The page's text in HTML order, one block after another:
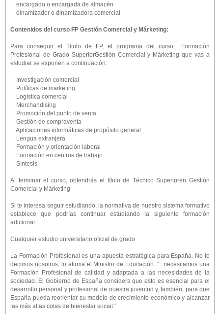
encargado o encargada de almacén
dinamizador o dinamizadora comercial
Contenidos del curso FP Gestión Comercial y Márketing:
Para conseguir el Título de FP, el programa del curso Formación
Profesional de Grado SuperiorGestión Comercial y Márketing que vas a
estudiar se exponen a continuación:
Investigación comercial
Políticas de marketing
Logística comercial
Merchandising
Promoción del punto de venta
Gestión de compraventa
Aplicaciones informáticas de propósito general
Lengua extranjera
Formación y orientación laboral
Formación en centros de trabajo
Síntesis
Al terminar el curso, obtendrás el título de Técnico Superioren Gestión
Comercial y Márketing
Si te interesa seguir estudiando, la normativa de nuestro sistema formativo
establece que podrías continuar estudiando la siguiente formación
adicional:
Cualquier estudio universitario oficial de grado
La Formación Profesional es una apuesta estratégica para España. No lo
decimos nosotros, lo afirma el Ministro de Educación: "...necesitamos una
Formación Profesional de calidad y adaptada a las necesidades de la
sociedad. El Gobierno de España considera que esto es esencial para el
desarrollo personal y profesional de nuestra juventud y, también, para que
España pueda reorientar su modelo de crecimiento económico y alcanzar
las más altas cotas de bienestar social."